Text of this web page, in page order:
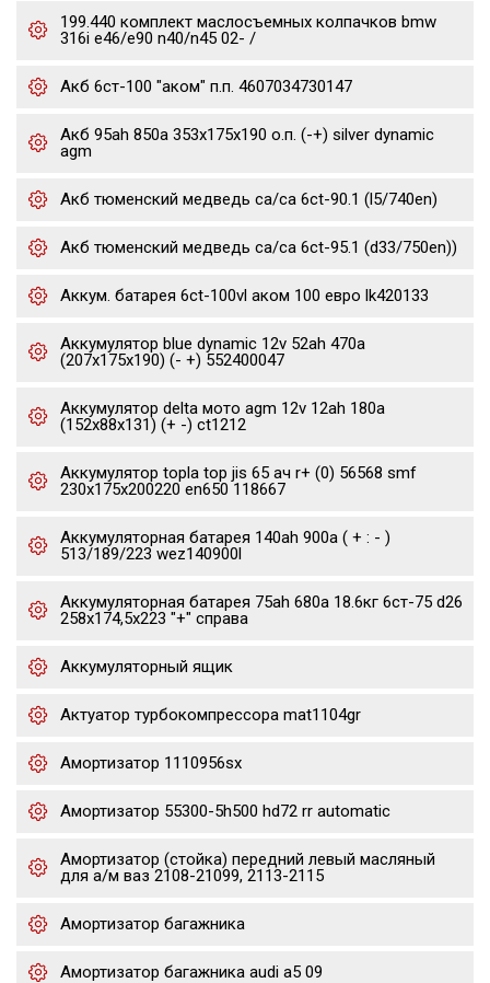
199.440 комплект маслосъемных колпачков bmw
316i e46/e90 n40/n45 02- /
Акб 6ст-100 "аком" п.п. 4607034730147
Акб 95ah 850a 353x175x190 о.п. (-+) silver dynamic
agm
Акб тюменский медведь ca/ca 6ct-90.1 (l5/740en)
Акб тюменский медведь ca/ca 6ct-95.1 (d33/750en))
Аккум. батарея 6ct-100vl аком 100 евро lk420133
Аккумулятор blue dynamic 12v 52ah 470a
(207x175x190) (- +) 552400047
Аккумулятор delta мото agm 12v 12ah 180a
(152x88x131) (+ -) ct1212
Аккумулятор topla top jis 65 ач r+ (0) 56568 smf
230x175x200220 en650 118667
Аккумуляторная батарея 140ah 900a ( + : - )
513/189/223 wez140900l
Аккумуляторная батарея 75ah 680a 18.6кг 6ст-75 d26
258x174,5x223 "+" справа
Аккумуляторный ящик
Актуатор турбокомпрессора mat1104gr
Амортизатор 1110956sx
Амортизатор 55300-5h500 hd72 rr automatic
Амортизатор (стойка) передний левый масляный
для а/м ваз 2108-21099, 2113-2115
Амортизатор багажника
Амортизатор багажника audi a5 09